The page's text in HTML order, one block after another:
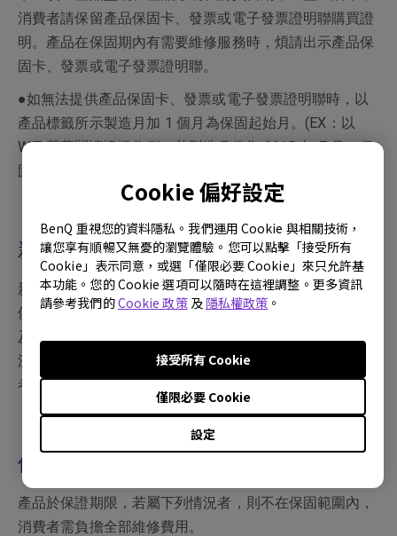
Cookie 偏好設定
BenQ 重視您的資料隱私。我們運用 Cookie 與相關技術，
讓您享有順暢又無憂的瀏覽體驗。您可以點擊「接受所有
Cookie」表示同意，或選「僅限必要 Cookie」來只允許基
本功能。您的 Cookie 選項可以隨時在這裡調整。更多資訊
請參考我們的Cookie 政策及 隱私權政策 。
設定
僅限必要 Cookie
接受所有 Cookie
消費者請保留產品保固卡、發票或電子發票證明聯購買證
明。產品在保固期內有需要維修服務時，煩請出示產品保
固卡、發票或電子發票證明聯。
●如無法提供產品保固卡、發票或電子發票證明聯時，以
產品標籤所示製造月加 1 個月為保固起始月。(EX：以
WiT 螢幕閱讀檯燈為例：若製造月份為 2015 年 7 月，保
固期限則至 2016 年 8 月底止。)
新品更換判定標準
新品故障，可於購買日起 7 日內 (含) 提出，更換時，請提
供產品保固卡、發票或電子發票證明聯、機器、完整包裝
及所有配件，送回原購買經銷商協助新品換貨流程，經檢
測確認無保固除外條款之情況後始予更換；逾期提出申請
者，將依維修流程處理。
保固除外條款
產品於保證期限，若屬下列情況者，則不在保固範圍內，
消費者需負擔全部維修費用。